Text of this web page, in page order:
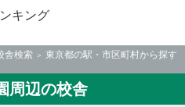
キング
舎検索
東京都の駅・市区町村から探す
周辺の校舎